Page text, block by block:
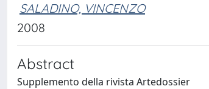
SALADINO, VINCENZO
2008
Abstract
Supplemento della rivista Artedossier